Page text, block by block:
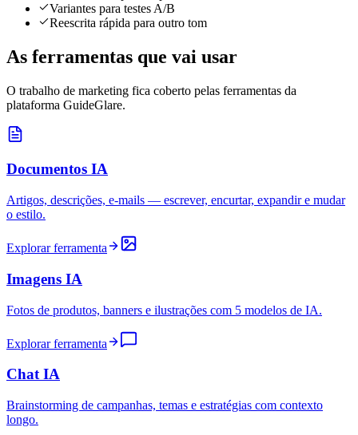
Variantes para testes A/B
Reescrita rápida para outro tom
As ferramentas que vai usar
O trabalho de marketing fica coberto pelas ferramentas da
plataforma GuideGlare.
Documentos IA
Artigos, descrições, e-mails — escrever, encurtar, expandir e mudar
o estilo.
Explorar ferramenta
Imagens IA
Fotos de produtos, banners e ilustrações com 5 modelos de IA.
Explorar ferramenta
Chat IA
Brainstorming de campanhas, temas e estratégias com contexto
longo.